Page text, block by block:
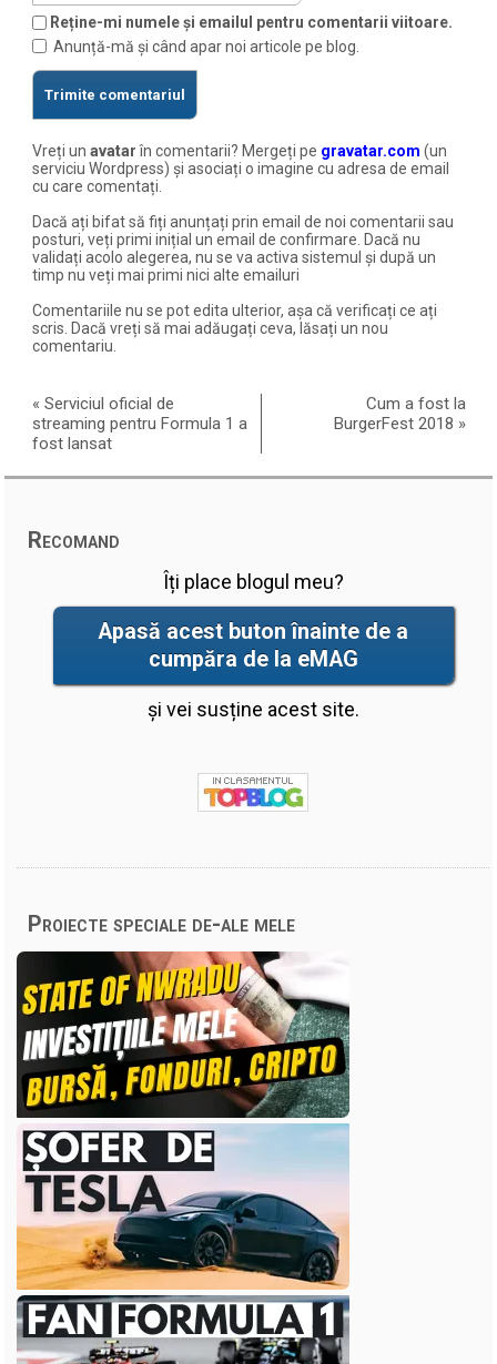
Reține-mi numele și emailul pentru comentarii viitoare.
Anunță-mă și când apar noi articole pe blog.
Vreți unavatarîn comentarii? Mergeți pe gravatar.com (un
serviciu Wordpress) și asociați o imagine cu adresa de email
cu care comentați.
Dacă ați bifat să fiți anunțați prin email de noi comentarii sau
posturi, veți primi inițial un email de confirmare. Dacă nu
validați acolo alegerea, nu se va activa sistemul și după un
timp nu veți mai primi nici alte emailuri
Comentariile nu se pot edita ulterior, așa că verificați ce ați
scris. Dacă vreți să mai adăugați ceva, lăsați un nou
comentariu.
«Serviciul oficial de
streaming pentru Formula 1 a
fost lansat
Cum a fost la
BurgerFest 2018 »
Recomand
Îți place blogul meu?
Apasă acest buton înainte de a
cumpăra de la eMAG
și vei susține acest site.
Proiecte speciale de-ale mele